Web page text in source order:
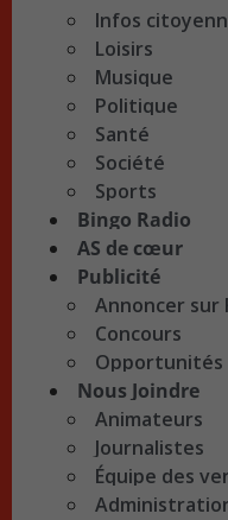
Infos
Loisirs
Musique
Politique
Santé
Société
Sports
Bingo Radio
AS de cœur
Publicité
Annoncer sur
Concours
Opportunités
Nous Joindre
Animateurs
Journalistes
Équipe des